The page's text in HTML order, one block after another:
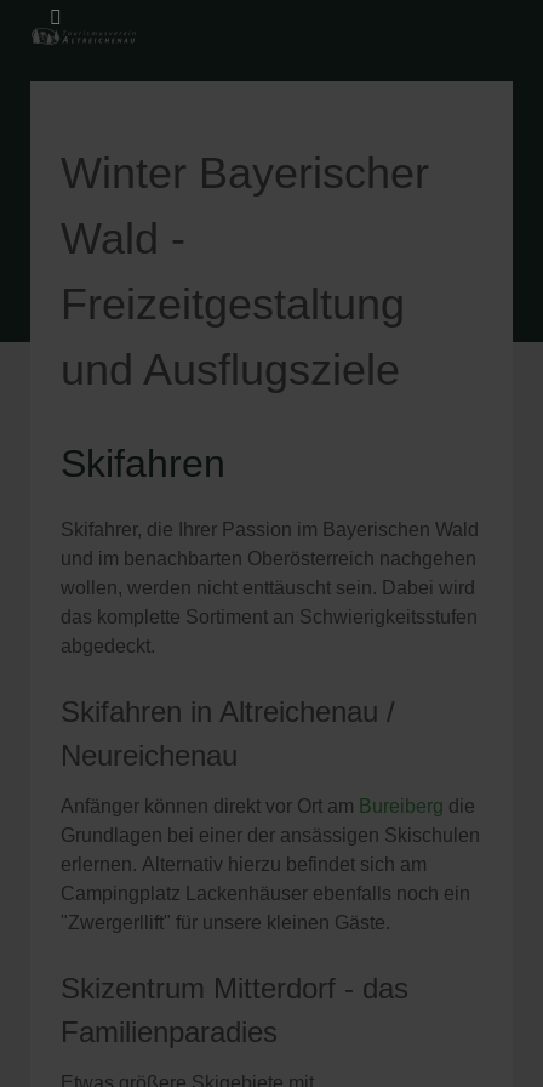
Winter Bayerischer
Wald -
Freizeitgestaltung
und Ausflugsziele
Skifahren
Skifahrer, die Ihrer Passion im Bayerischen Wald
und im benachbarten Oberösterreich nachgehen
wollen, werden nicht enttäuscht sein. Dabei wird
das komplette Sortiment an Schwierigkeitsstufen
abgedeckt.
Skifahren in Altreichenau /
Neureichenau
Anfänger können direkt vor Ort am Bureiberg die
Grundlagen bei einer der ansässigen Skischulen
erlernen. Alternativ hierzu befindet sich am
Campingplatz Lackenhäuser ebenfalls noch ein
"Zwergerllift" für unsere kleinen Gäste.
Skizentrum Mitterdorf - das
Familienparadies
Etwas größere Skigebiete mit